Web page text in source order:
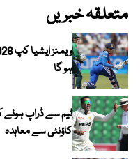
متعلقہ خبریں
ہو گا
ٹیم سے ڈراپ ہونے
کاؤنٹی سے معاہدہ